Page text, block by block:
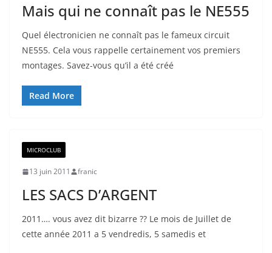
Mais qui ne connaît pas le NE555
Quel électronicien ne connaît pas le fameux circuit
NE555. Cela vous rappelle certainement vos premiers
montages. Savez-vous qu’il a été créé
Read More
MICROCLUB
13 juin 2011 franic
LES SACS D’ARGENT
2011…. vous avez dit bizarre ?? Le mois de Juillet de
cette année 2011 a 5 vendredis, 5 samedis et